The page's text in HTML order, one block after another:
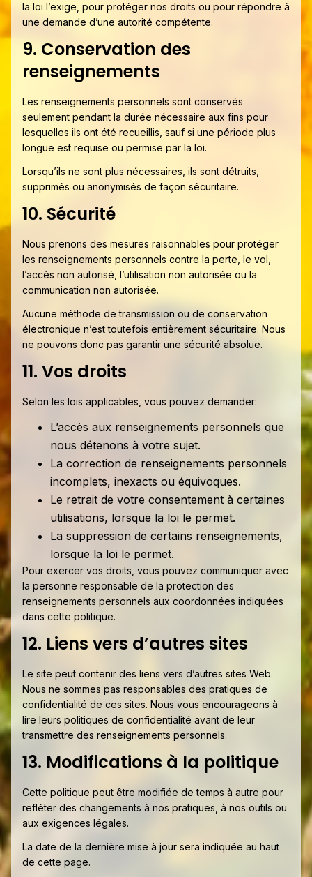
la loi l’exige, pour protéger nos droits ou pour répondre à
une demande d’une autorité compétente.
9. Conservation des
renseignements
Les renseignements personnels sont conservés
seulement pendant la durée nécessaire aux fins pour
lesquelles ils ont été recueillis, sauf si une période plus
longue est requise ou permise par la loi.
Lorsqu’ils ne sont plus nécessaires, ils sont détruits,
supprimés ou anonymisés de façon sécuritaire.
10. Sécurité
Nous prenons des mesures raisonnables pour protéger
les renseignements personnels contre la perte, le vol,
l’accès non autorisé, l’utilisation non autorisée ou la
communication non autorisée.
Aucune méthode de transmission ou de conservation
électronique n’est toutefois entièrement sécuritaire. Nous
ne pouvons donc pas garantir une sécurité absolue.
11. Vos droits
Selon les lois applicables, vous pouvez demander:
L’accès aux renseignements personnels que
nous détenons à votre sujet.
La correction de renseignements personnels
incomplets, inexacts ou équivoques.
Le retrait de votre consentement à certaines
utilisations, lorsque la loi le permet.
La suppression de certains renseignements,
lorsque la loi le permet.
Pour exercer vos droits, vous pouvez communiquer avec
la personne responsable de la protection des
renseignements personnels aux coordonnées indiquées
dans cette politique.
12. Liens vers d’autres sites
Le site peut contenir des liens vers d’autres sites Web.
Nous ne sommes pas responsables des pratiques de
confidentialité de ces sites. Nous vous encourageons à
lire leurs politiques de confidentialité avant de leur
transmettre des renseignements personnels.
13. Modifications à la politique
Cette politique peut être modifiée de temps à autre pour
refléter des changements à nos pratiques, à nos outils ou
aux exigences légales.
La date de la dernière mise à jour sera indiquée au haut
de cette page.